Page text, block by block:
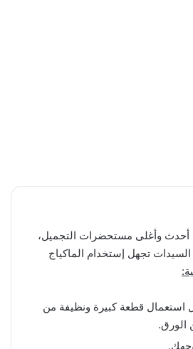
أحدث وأغلى مستحضرات التجميل،
تجهل إستخدام الماكياج
استعمال قطعة كبيرة ونظيفة من
الورق.